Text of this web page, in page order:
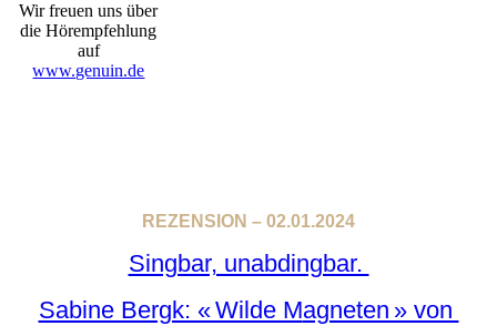
Wir freuen uns über
die Hörempfehlung
auf
www.genuin.de
REZENSION – 02.01.2024
Singbar, unabdingbar.
Sabine Bergk: « Wilde Magneten » von